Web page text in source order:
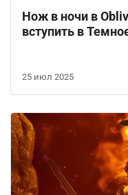
Нож в ночи в
вступить в
25 июл 2025